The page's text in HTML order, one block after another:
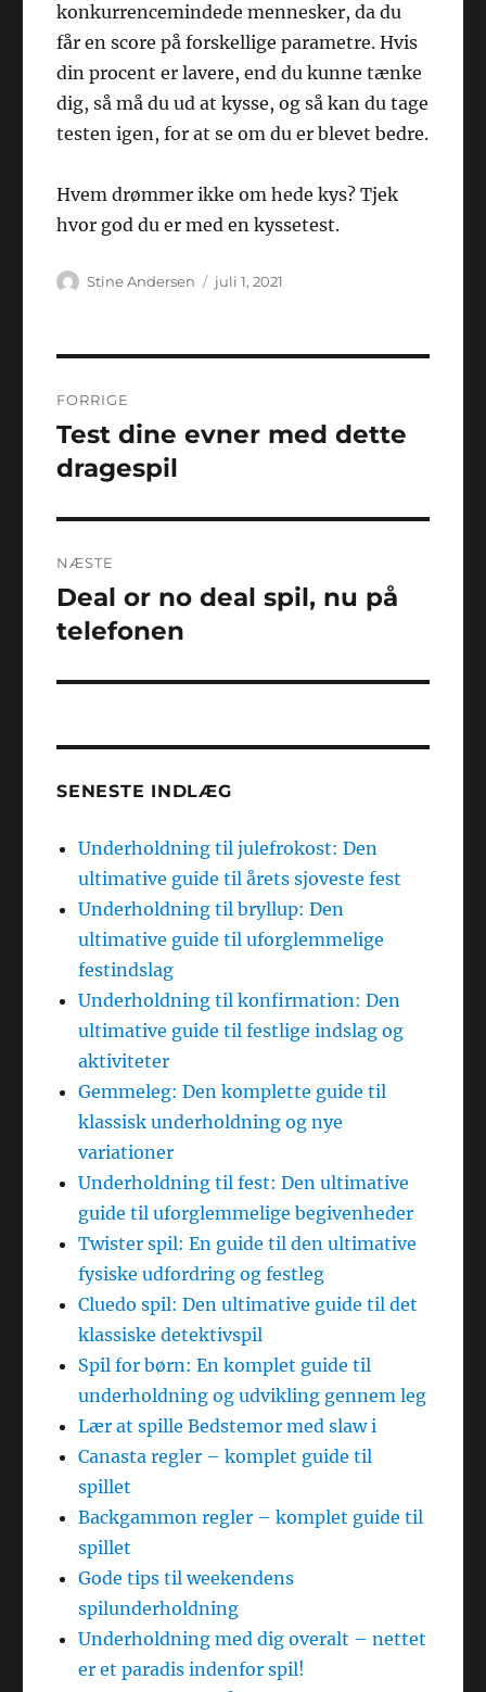
konkurrencemindede mennesker, da du
får en score på forskellige parametre. Hvis
din procent er lavere, end du kunne tænke
dig, så må du ud at kysse, og så kan du tage
testen igen, for at se om du er blevet bedre.
Hvem drømmer ikke om hede kys? Tjek
hvor god du er med en kyssetest.
Forfatter
Stine Andersen Udgivet
juli 1, 2021
FORRIGE
Forrige
indlæg:
Test dine evner med dette
dragespil
NÆSTE
Næste
indlæg:
Deal or no deal spil, nu på
telefonen
SENESTE INDLÆG
Underholdning til julefrokost: Den
ultimative guide til årets sjoveste fest
Underholdning til bryllup: Den
ultimative guide til uforglemmelige
festindslag
Underholdning til konfirmation: Den
ultimative guide til festlige indslag og
aktiviteter
Gemmeleg: Den komplette guide til
klassisk underholdning og nye
variationer
Underholdning til fest: Den ultimative
guide til uforglemmelige begivenheder
Twister spil: En guide til den ultimative
fysiske udfordring og festleg
Cluedo spil: Den ultimative guide til det
klassiske detektivspil
Spil for børn: En komplet guide til
underholdning og udvikling gennem leg
Lær at spille Bedstemor med slaw i
Canasta regler – komplet guide til
spillet
Backgammon regler – komplet guide til
spillet
Gode tips til weekendens
spilunderholdning
Underholdning med dig overalt – nettet
er et paradis indenfor spil!